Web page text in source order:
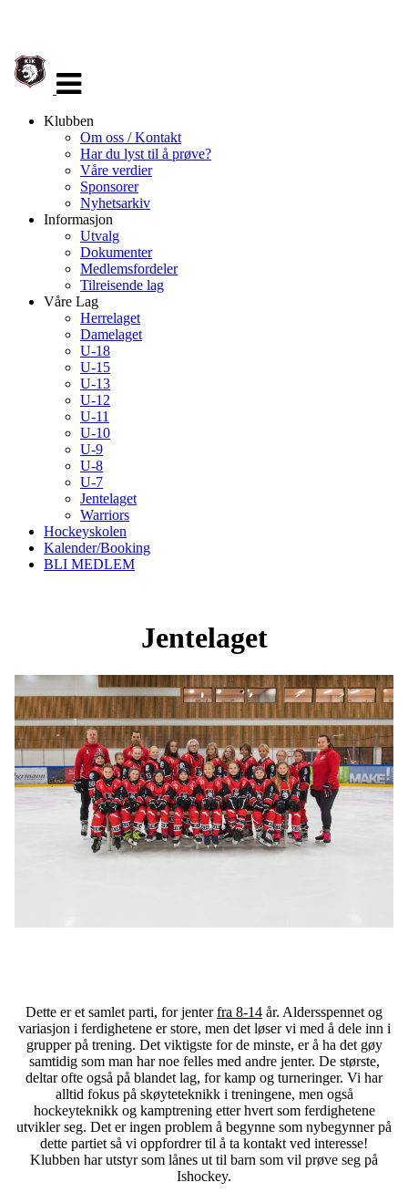
navigasjon
Klubben
Om oss / Kontakt
Har du lyst til å prøve?
Våre verdier
Sponsorer
Nyhetsarkiv
Informasjon
Utvalg
Dokumenter
Medlemsfordeler
Tilreisende lag
Våre Lag
Herrelaget
Damelaget
U-18
U-15
U-13
U-12
U-11
U-10
U-9
U-8
U-7
Jentelaget
Warriors
Hockeyskolen
Kalender/Booking
BLI MEDLEM
Jentelaget
Dette er et samlet parti, for jenterfra 8-14 år. Aldersspennet og
variasjon i ferdighetene er store, men det løser vi med å dele inn i
grupper på trening. Det viktigste for de minste, er å ha det gøy
samtidig som man har noe felles med andre jenter. De største,
deltar ofte også på blandet lag, for kamp og turneringer. Vi har
alltid fokus på skøyteteknikk i treningene, men også
hockeyteknikk og kamptrening etter hvert som ferdighetene
utvikler seg. Det er ingen problem å begynne som nybegynner på
dette partiet så vi oppfordrer til å ta kontakt ved interesse!
Klubben har utstyr som lånes ut til barn som vil prøve seg på
Ishockey.